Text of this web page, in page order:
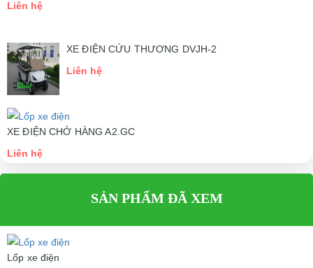
Liên hệ
XE ĐIỆN CỨU THƯƠNG DVJH-2
Liên hệ
XE ĐIỆN CHỞ HÀNG A2.GC
Liên hệ
SẢN PHẨM ĐÃ XEM
Lốp xe điện